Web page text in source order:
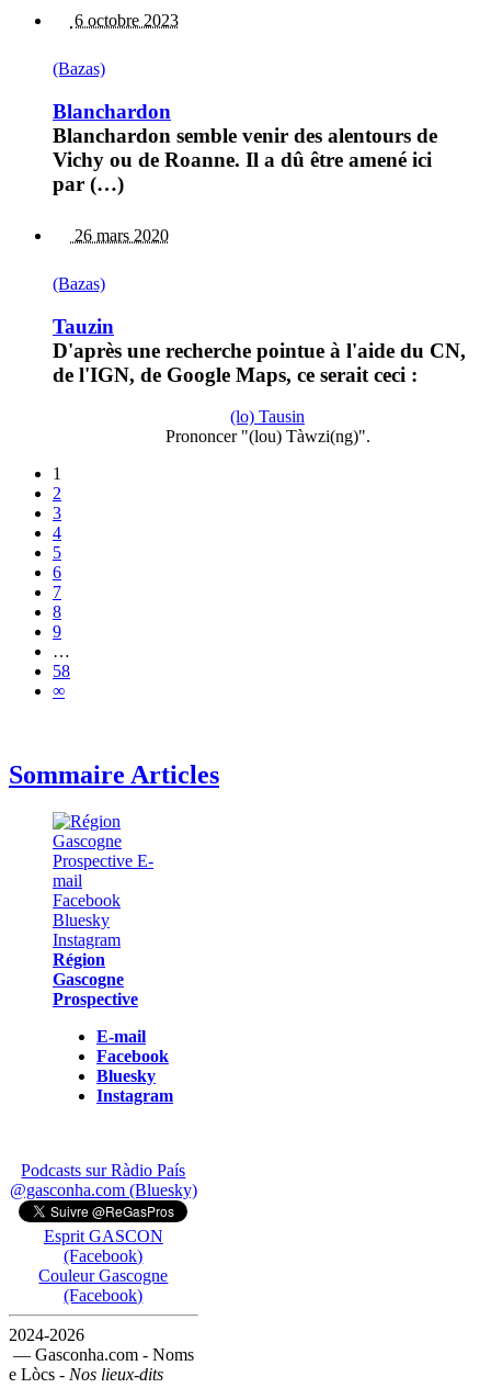
6 octobre 2023
(Bazas)
Blanchardon
Blanchardon semble venir des alentours de
Vichy ou de Roanne. Il a dû être amené ici
par (…)
26 mars 2020
(Bazas)
Tauzin
D'après une recherche pointue à l'aide du CN,
de l'IGN, de Google Maps, ce serait ceci :
(lo) Tausin
Prononcer "(lou) Tàwzi(ng)".
1
2
3
4
5
6
7
8
9
…
58
∞
Sommaire Articles
Région
Gascogne
Prospective
E-mail
Facebook
Bluesky
Instagram
Podcasts sur Ràdio País
@gasconha.com (Bluesky)
Esprit GASCON
(Facebook)
Couleur Gascogne
(Facebook)
2024-2026
— Gasconha.com - Noms
e Lòcs - Nos lieux-dits